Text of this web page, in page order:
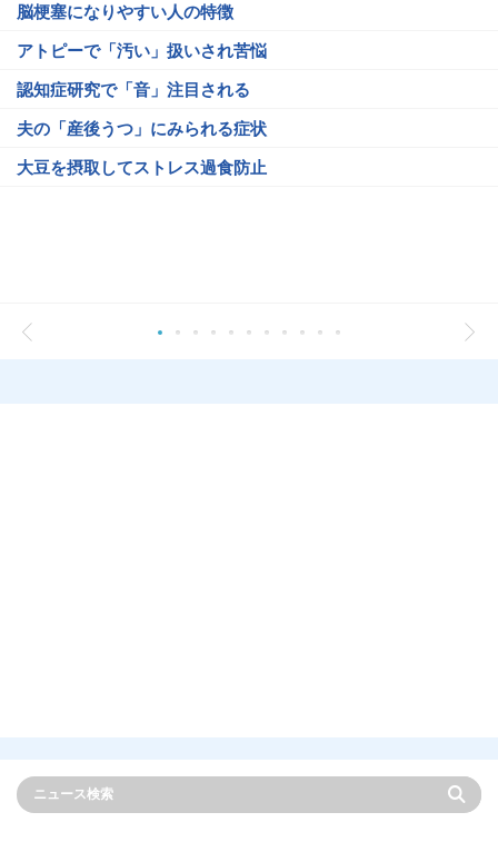
脳梗塞になりやすい人の特徴
アトピーで「汚い」扱いされ苦悩
認知症研究で「音」注目される
夫の「産後うつ」にみられる症状
大豆を摂取してストレス過食防止